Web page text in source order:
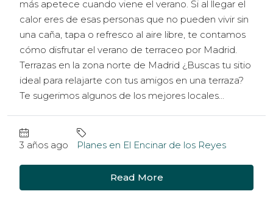
más apetece cuando viene el verano. Si al llegar el
calor eres de esas personas que no pueden vivir sin
una caña, tapa o refresco al aire libre, te contamos
cómo disfrutar el verano de terraceo por Madrid.
Terrazas en la zona norte de Madrid ¿Buscas tu sitio
ideal para relajarte con tus amigos en una terraza?
Te sugerimos algunos de los mejores locales...
3 años ago Planes en El Encinar de los Reyes
Read More